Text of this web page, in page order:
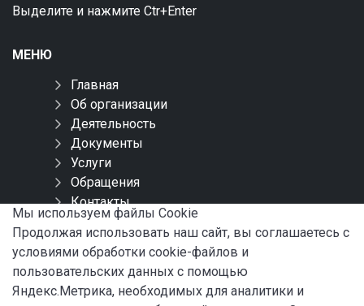
Выделите и нажмите Ctr+Enter
МЕНЮ
Главная
Об организации
Деятельность
Документы
Услуги
Обращения
Контакты
Карта сайта
СОЦИАЛЬНЫЕ СЕТИ
Мы используем файлы Сookie
Продолжая использовать наш сайт, вы соглашаетесь с
условиями обработки cookie-файлов и
пользовательских данных с помощью
Яндекс.Метрика, необходимых для аналитики и